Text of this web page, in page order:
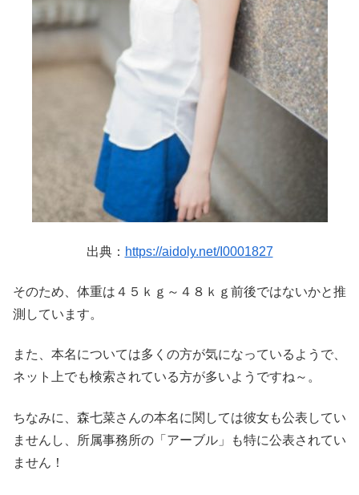
出典： https://aidoly.net/I0001827
そのため、体重は４５ｋｇ～４８ｋｇ前後ではないかと推
測しています。
また、本名については多くの方が気になっているようで、
ネット上でも検索されている方が多いようですね～。
ちなみに、森七菜さんの本名に関しては彼女も公表してい
ませんし、所属事務所の「アーブル」も特に公表されてい
ません！